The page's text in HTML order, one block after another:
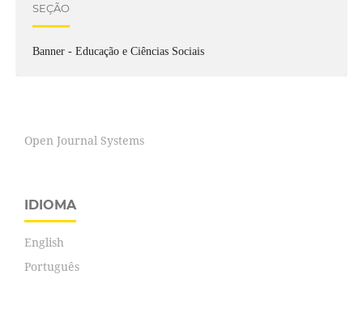
SEÇÃO
Banner - Educação e Ciências Sociais
Open Journal Systems
IDIOMA
English
Português